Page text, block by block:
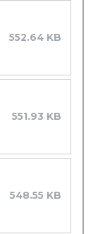
552.64 KB
551.93 KB
548.55 KB